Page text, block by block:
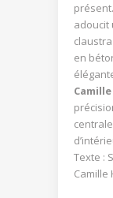
adoucit
en
Texte :
Camille